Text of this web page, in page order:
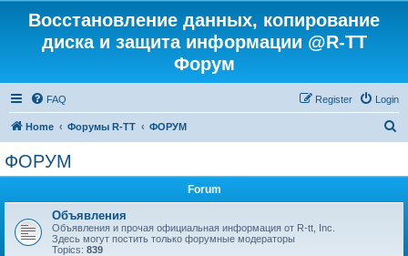
Восстановление данных, копирование
диска и защита информации @R-TT
Форум
FAQ Login
Register
Home Форумы R-TT ФОРУМ
ФОРУМ
Forum
Объявления
Объявления и прочая официальная информация от R-tt, Inc.
Здесь могут постить только форумные модераторы
Topics: 839